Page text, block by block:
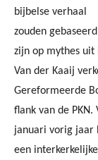
bijbelse verhaal
zouden gebaseerd
zijn op mythes uit
Van der Kaaij
Gereformeerde
flank van de
januari vorig jaar
een